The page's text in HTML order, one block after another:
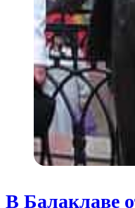
В Балаклаве